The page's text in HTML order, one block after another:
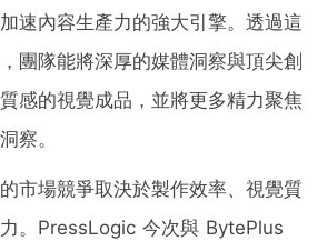
速內容生產力的強大引擎。透過這
團隊能將深厚的媒體洞察與頂尖創
感的視覺成品，並將更多精力聚焦
察。
市場競爭取決於製作效率、視覺質
。PressLogic 今次與 BytePlus